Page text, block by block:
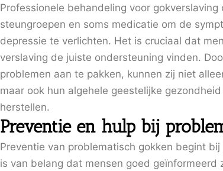
Professionele behandeling voor gokverslaving
steungroepen en soms medicatie om de
depressie te verlichten. Het is cruciaal dat
verslaving de juiste ondersteuning vinden.
problemen aan te pakken, kunnen zij niet
maar ook hun algehele geestelijke
herstellen.
Preventie en hulp bij
Preventie van problematisch gokken begint
is van belang dat mensen goed geïnformeerd